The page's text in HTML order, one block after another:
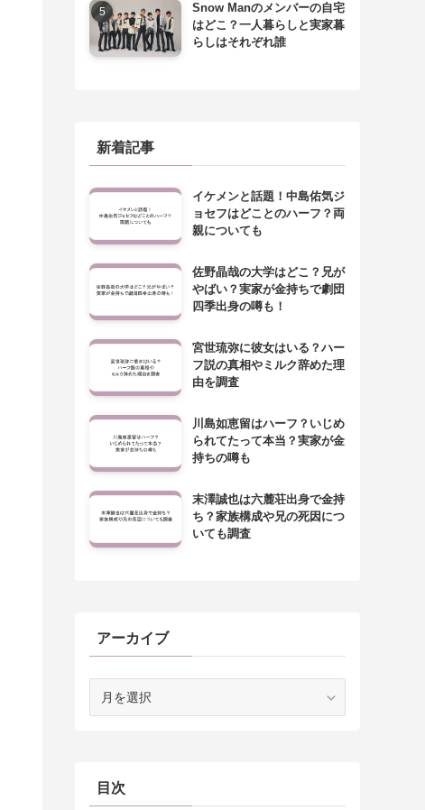
Snow Manのメンバーの自宅
はどこ？一人暮らしと実家暮
らしはそれぞれ誰
新着記事
イケメンと話題！中島佑気ジ
ョセフはどことのハーフ？両
親についても
佐野晶哉の大学はどこ？兄が
やばい？実家が金持ちで劇団
四季出身の噂も！
宮世琉弥に彼女はいる？ハー
フ説の真相やミルク辞めた理
由を調査
川島如恵留はハーフ？いじめ
られてたって本当？実家が金
持ちの噂も
末澤誠也は六麓荘出身で金持
ち？家族構成や兄の死因につ
いても調査
アーカイブ
目次